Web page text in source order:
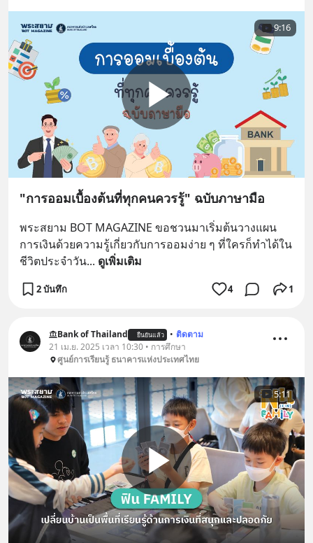
9:16
"การออมเบื้องต้นที่ทุกคนควรรู้" ฉบับภาษามือ
พระสยาม BOT MAGAZINE ขอชวนมาเริ่มต้นวางแผน
การเงินด้วยความรู้เกี่ยวกับการออมง่าย ๆ ที่ใครก็ทำได้ใน
ชีวิตประจำวัน... ดูเพิ่มเติม
2 บันทึก 4 1
Bank of Thailand ยืนยันแล้ว • ติดตาม
21 เม.ย. 2025 เวลา 10:30 • การศึกษา
ศูนย์การเรียนรู้ ธนาคารแห่งประเทศไทย
5:11